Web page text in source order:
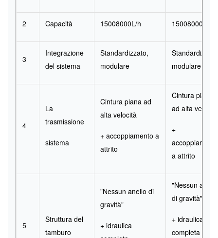
2 Capacità 15008000L/h 15008000L/h
3
Integrazione
del sistema
Standardizzato,
modulare
modulare
4
La
trasmissione
sistema
Cintura piana ad
alta velocità
+ accoppiamento a
attrito
Cintura piana
ad alta velocità
+
a attrito
5
Struttura del
tamburo
"Nessun anello di
gravità"
+ idraulica
"Nessun anello
di gravità"
+ idraulica
completa